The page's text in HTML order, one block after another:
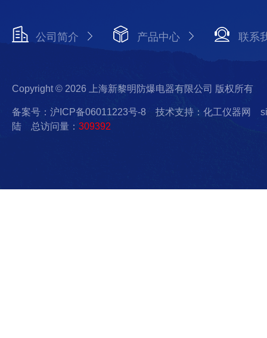
公司简介 产品中心 联系
Copyright © 2026 上海新黎明防爆电器有限公司 版权所有
备案号：沪ICP备06011223号-8 技术支持：化工仪器网
陆 总访问量： 309392